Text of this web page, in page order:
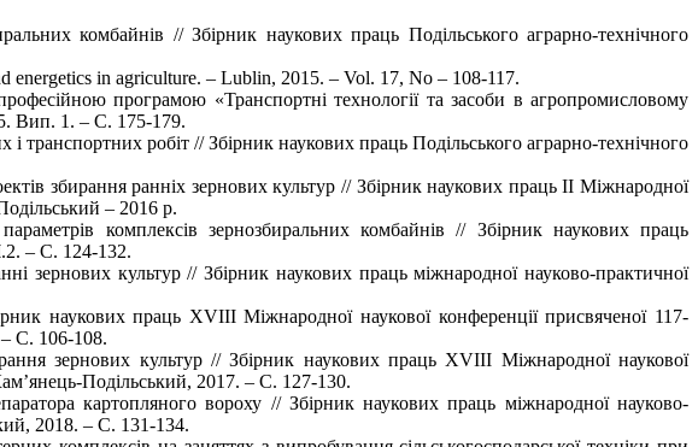
комбайнів // Збірник наукових праць Подільського аграрно-технічного
in agriculture. – Lublin, 2015. – Vol. 17, No – 108-117.
програмою «Транспортні технології та засоби в агропромисловому
Вип. 1. – С. 175-179.
робіт // Збірник наукових праць Подільського аграрно-технічного
збирання ранніх зернових культур // Збірник наукових праць ІІ Міжнародної
– 2016 р.
комплексів зернозбиральних комбайнів // Збірник наукових праць
– С. 124-132.
культур // Збірник наукових праць міжнародної науково-практичної
наукових праць XVIII Міжнародної наукової конференції присвяченої 117-
С. 106-108.
зернових культур // Збірник наукових праць XVIII Міжнародної наукової
Подільський, 2017. – С. 127-130.
картопляного вороху // Збірник наукових праць міжнародної науково-
2018. – С. 131-134.